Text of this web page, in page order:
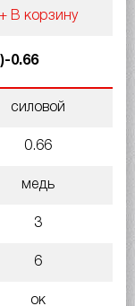
+ В корзину
0.66
силовой
0.66
медь
3
6
ок